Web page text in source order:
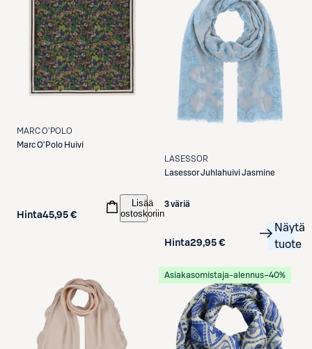
MARC O'POLO
Marc O'Polo Huivi
Hinta45,95 €
Lisää
ostoskoriin
LASESSOR
LasessorJuhlahuivi Jasmine
3 väriä
Hinta29,95 €
Näytä
tuote
Asiakasomistaja-alennus−40%